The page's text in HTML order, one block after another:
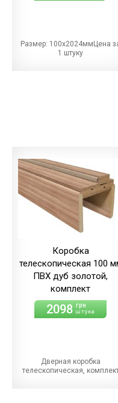
Размер: 100х2024ммЦена
1 штуку
Коробка
телескопическая 100
ПВХ дуб золотой,
комплект
2098 грн
штука
Дверная коробка
телескопическая,